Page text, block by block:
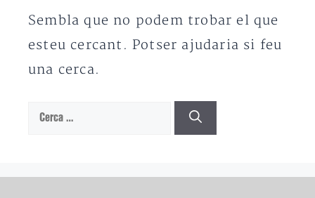
Sembla que no podem trobar el que
esteu cercant. Potser ajudaria si feu
una cerca.
Cerca: